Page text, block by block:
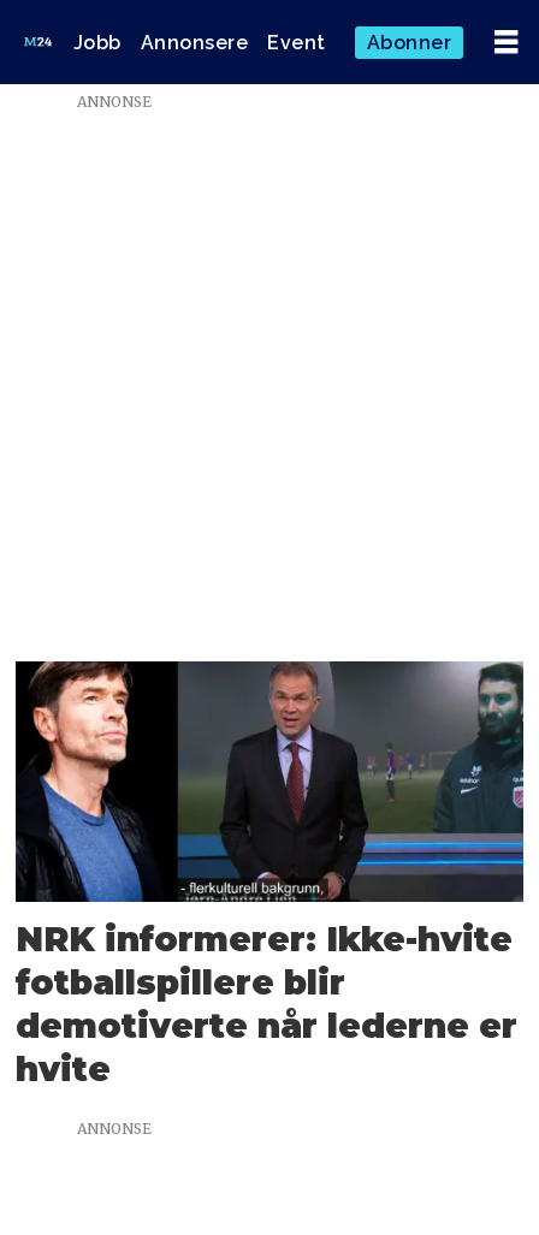
Jobb Annonsere Event Abonner
Emne:
ANNONSE
NRK informerer: Ikke-hvite
fotball­spillere blir
demotiverte når lederne er
hvite
ANNONSE